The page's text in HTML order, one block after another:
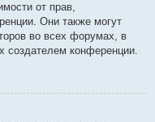
от прав,
Они также могут
во всех форумах, в
создателем конференции.